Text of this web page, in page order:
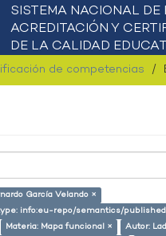
de competencias
García Velando ×
info:eu-repo/semantics/
Materia: Mapa funcional × Autor: